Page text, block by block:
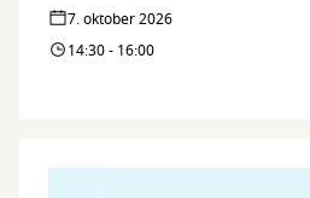
7. oktober 2026
14:30 - 16:00